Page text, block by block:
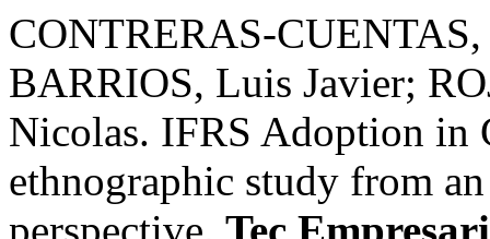
CONTRERAS-
BARRIOS, Luis Javier;
Nicolas. IFRS Adoption in
ethnographic study from